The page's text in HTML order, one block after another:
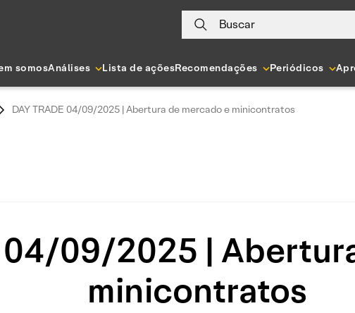
Buscar
somosAnálises Lista de açõesRecomendações Periódicos
DAY TRADE 04/09/2025 | Abertura de mercado e minicontratos
04/09/2025 |
minicontratos